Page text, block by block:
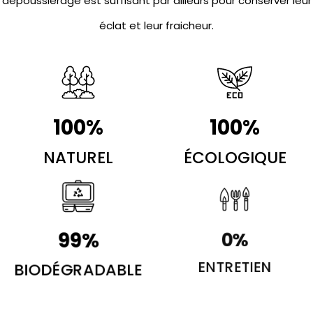
éclat et leur fraicheur.
NATUREL
100%
ÉCOLOGIQUE
100%
BIODÉGRADABLE
100%
ENTRETIEN
0%